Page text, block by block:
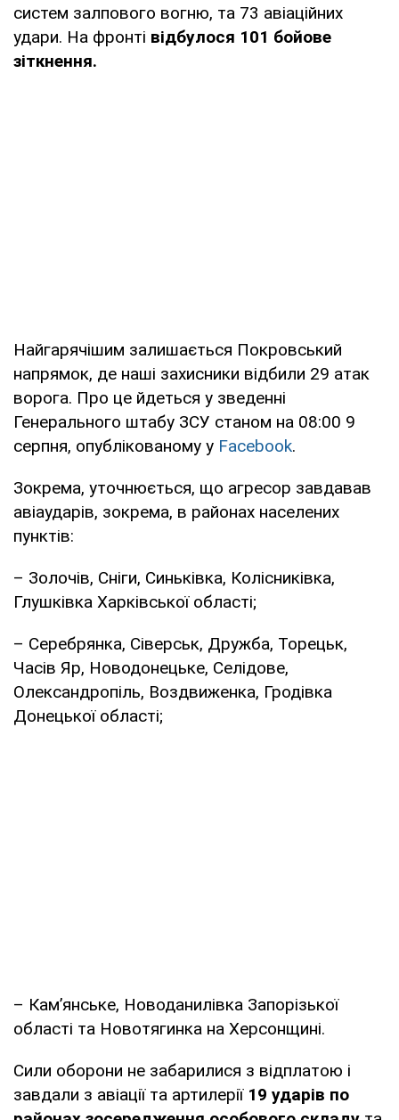
систем залпового вогню, та 73 авіаційних
удари. На фронті відбулося 101 бойове
зіткнення.
Найгарячішим залишається Покровський
напрямок, де наші захисники відбили 29 атак
ворога. Про це йдеться у зведенні
Генерального штабу ЗСУ станом на 08:00 9
серпня, опублікованому у Facebook.
Зокрема, уточнюється, що агресор завдавав
авіаударів, зокрема, в районах населених
пунктів:
– Золочів, Сніги, Синьківка, Колісниківка,
Глушківка Харківської області;
– Серебрянка, Сіверськ, Дружба, Торецьк,
Часів Яр, Новодонецьке, Селідове,
Олександропіль, Воздвиженка, Гродівка
Донецької області;
– Кам’янське, Новоданилівка Запорізької
області та Новотягинка на Херсонщині.
Сили оборони не забарилися з відплатою і
завдали з авіації та артилерії19 ударів по